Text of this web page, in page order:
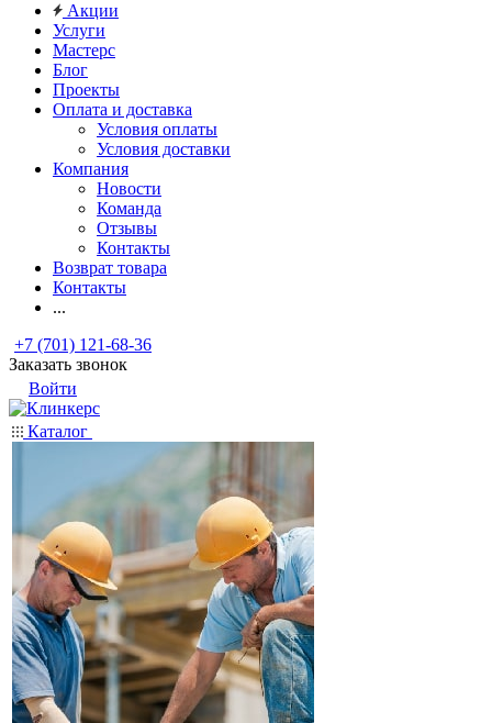
Акции
Услуги
Мастерс
Блог
Проекты
Оплата и доставка
Условия оплаты
Условия доставки
Компания
Новости
Команда
Отзывы
Контакты
Возврат товара
Контакты
...
+7 (701) 121-68-36
Заказать звонок
Войти
Каталог